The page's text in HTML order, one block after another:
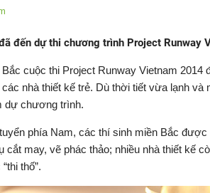
đến dự thi chương trình Project Runway
cuộc thi Project Runway Vietnam 2014
các nhà thiết kế trẻ. Dù thời tiết vừa lạnh
dự chương trình.
phía Nam, các thí sinh miền Bắc
cắt may, vẽ phác thảo; nhiều nhà thiết kế
thố”.